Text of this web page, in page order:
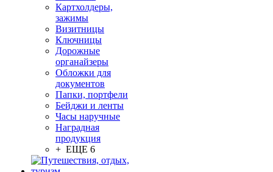
Картхолдеры,
зажимы
Визитницы
Ключницы
Дорожные
органайзеры
Обложки для
документов
Папки, портфели
Бейджи и ленты
Часы наручные
Наградная
продукция
+ ЕЩЕ 6